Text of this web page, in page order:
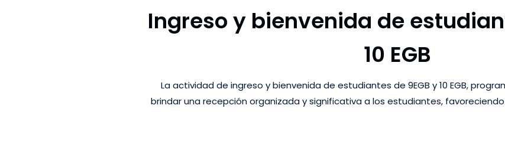
Ingreso y bienvenida de
10 EGB
La actividad de ingreso y bienvenida de estudiantes de 9EGB y 10 EGB,
brindar una recepción organizada y significativa a los estudiantes, favoreciendo